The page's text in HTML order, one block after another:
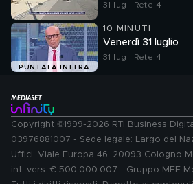
31 lug | Rete 4
PUNTATA INTERA
10 MINUTI
Venerdì 31 luglio
31 lug | Rete 4
Copyright ©1999-2026 RTI Business
03976881007 - Sede legale: Largo del
Uffici: Viale Europa 46, 20093 Cologno
int. vers. € 500.000.007 - Gruppo MFE